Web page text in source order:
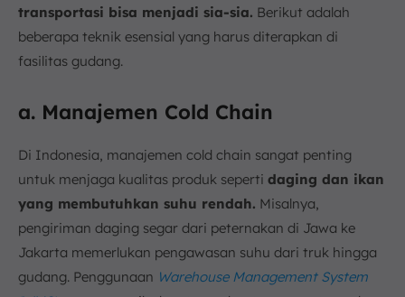
transportasi bisa menjadi sia-sia. Berikut adalah
beberapa teknik esensial yang harus diterapkan di
fasilitas gudang.
a. Manajemen Cold Chain
Di Indonesia, manajemen cold chain sangat penting
untuk menjaga kualitas produk seperti daging dan ikan
yang membutuhkan suhu rendah. Misalnya,
pengiriman daging segar dari peternakan di Jawa ke
Jakarta memerlukan pengawasan suhu dari truk hingga
gudang. Penggunaan Warehouse Management System